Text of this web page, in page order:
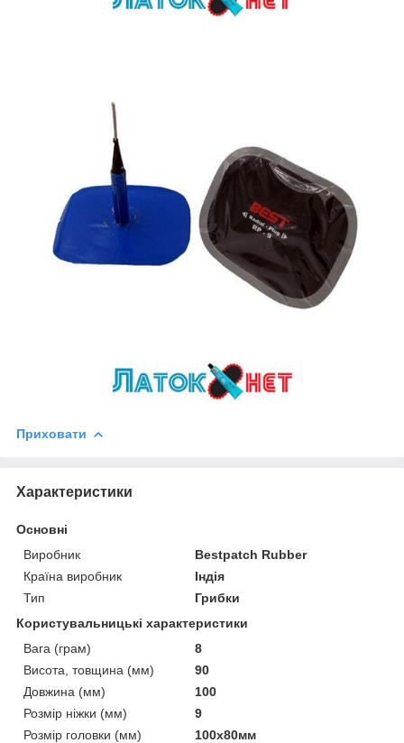
Приховати
Характеристики
Основні
Виробник
Bestpatch Rubber
Країна виробник
Індія
Тип
Грибки
Користувальницькі характеристики
Вага (грам)
8
Висота, товщина (мм)
90
Довжина (мм)
100
Розмір ніжки (мм)
9
Розмір головки (мм)
100х80мм